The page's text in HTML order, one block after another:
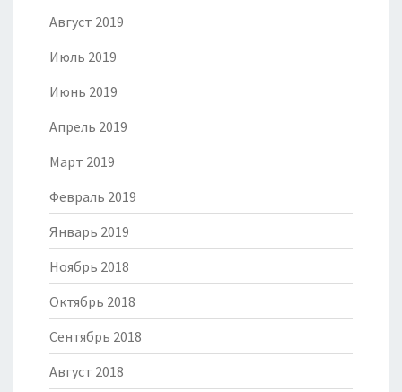
Август 2019
Июль 2019
Июнь 2019
Апрель 2019
Март 2019
Февраль 2019
Январь 2019
Ноябрь 2018
Октябрь 2018
Сентябрь 2018
Август 2018